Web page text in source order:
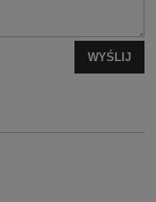
WYŚLIJ